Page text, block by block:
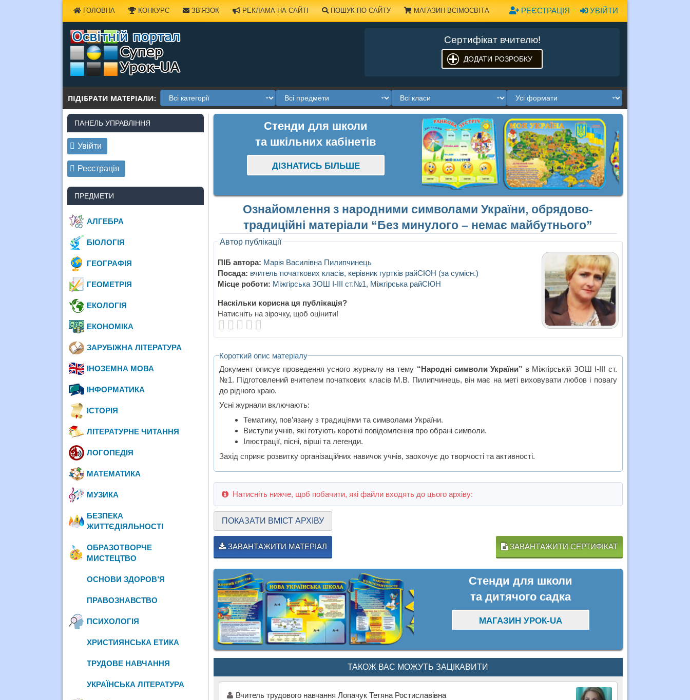
УВІЙТИ
РЕЄСТРАЦІЯ
ГОЛОВНА КОНКУРС ЗВ'ЯЗОК РЕКЛАМА НА САЙТІ ПОШУК ПО САЙТУ МАГАЗИН ВСІМОСВІТА
Сертифікат вчителю!
ДОДАТИ РОЗРОБКУ
ПІДІБРАТИ МАТЕРІАЛИ:
Стенди для школи
та шкільних кабінетів
ДІЗНАТИСЬ БІЛЬШЕ
Ознайомлення з народними символами України, обрядово-
традиційні матеріали “Без минулого – немає майбутнього”
Автор публікації
ПІБ автора: Марія Василівна Пилипчинець
Посада: вчитель початкових класів, керівник гуртків райСЮН (за сумісн.)
Місце роботи: Міжгірська ЗОШ I-III ст.№1, Міжгірська райСЮН
Наскільки корисна ця публікація?
Натисніть на зірочку, щоб оцінити!
Короткий опис матеріалу
Документ описує проведення усного журналу на тему “Народні символи України” в Міжгірській ЗОШ I-III ст.
№1. Підготовлений вчителем початкових класів М.В. Пилипчинець, він має на меті виховувати любов і повагу
до рідного краю.
Усні журнали включають:
Тематику, пов’язану з традиціями та символами України.
Виступи учнів, які готують короткі повідомлення про обрані символи.
Ілюстрації, пісні, вірші та легенди.
Захід сприяє розвитку організаційних навичок учнів, заохочує до творчості та активності.
Натисніть нижче, щоб побачити, які файли входять до цього архіву:
ПОКАЗАТИ ВМІСТ АРХІВУ
ЗАВАНТАЖИТИ МАТЕРІАЛ ЗАВАНТАЖИТИ СЕРТИФІКАТ
Стенди для школи
та дитячого садка
МАГАЗИН УРОК-UA
ТАКОЖ ВАС МОЖУТЬ ЗАЦІКАВИТИ
Вчитель трудового навчання Лопачук Тетяна Ростиславівна
ПАНЕЛЬ УПРАВЛІННЯ
Увійти
Реєстрація
ПРЕДМЕТИ
АЛГЕБРА
БІОЛОГІЯ
ГЕОГРАФІЯ
ГЕОМЕТРІЯ
ЕКОЛОГІЯ
ЕКОНОМІКА
ЗАРУБІЖНА ЛІТЕРАТУРА
ІНОЗЕМНА МОВА
ІНФОРМАТИКА
ІСТОРІЯ
ЛІТЕРАТУРНЕ ЧИТАННЯ
ЛОГОПЕДІЯ
МАТЕМАТИКА
МУЗИКА
БЕЗПЕКА
ЖИТТЄДІЯЛЬНОСТІ
ОБРАЗОТВОРЧЕ
МИСТЕЦТВО
ОСНОВИ ЗДОРОВ’Я
ПРАВОЗНАВСТВО
ПСИХОЛОГІЯ
ХРИСТИЯНСЬКА ЕТИКА
ТРУДОВЕ НАВЧАННЯ
УКРАЇНСЬКА ЛІТЕРАТУРА